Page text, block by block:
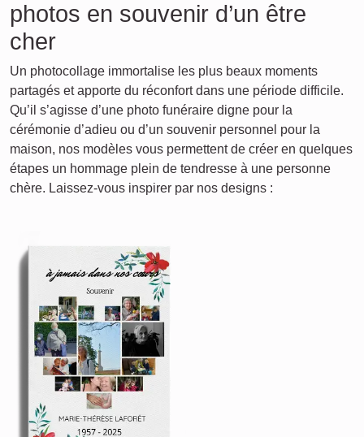
photos en souvenir d’un être
cher
Un photocollage immortalise les plus beaux moments
partagés et apporte du réconfort dans une période difficile.
Qu’il s’agisse d’une photo funéraire digne pour la
cérémonie d’adieu ou d’un souvenir personnel pour la
maison, nos modèles vous permettent de créer en quelques
étapes un hommage plein de tendresse à une personne
chère. Laissez-vous inspirer par nos designs :